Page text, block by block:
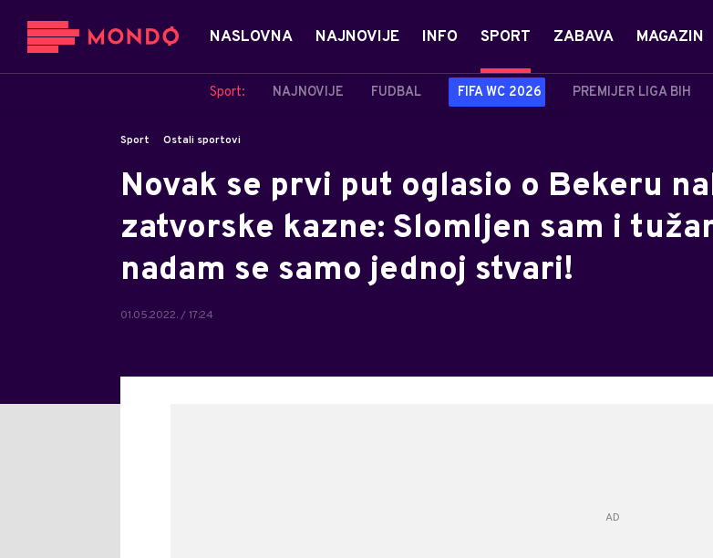
NASLOVNA NAJNOVIJE INFO SPORT
Sport: NAJNOVIJE FUDBAL FIFA WC 2026 PREMIJER LIGA BIH
ZABAVA MAGAZIN
Sport Ostali sportovi
Novak se prvi put oglasio o Bekeru
zatvorske kazne: Slomljen sam i
nadam se samo jednoj stvari!
01.05.2022. / 17:24